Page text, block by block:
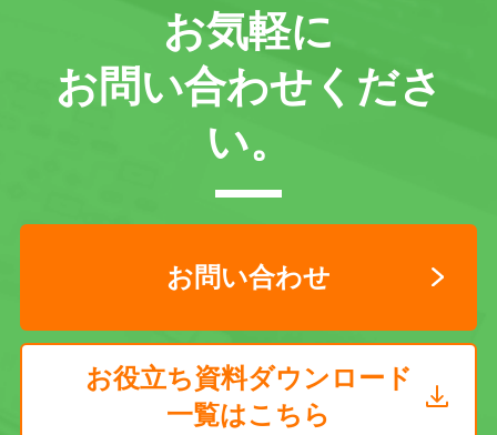
お気軽に
お問い合わせくださ
い。
お問い合わせ
お役立ち資料ダウンロード
一覧はこちら